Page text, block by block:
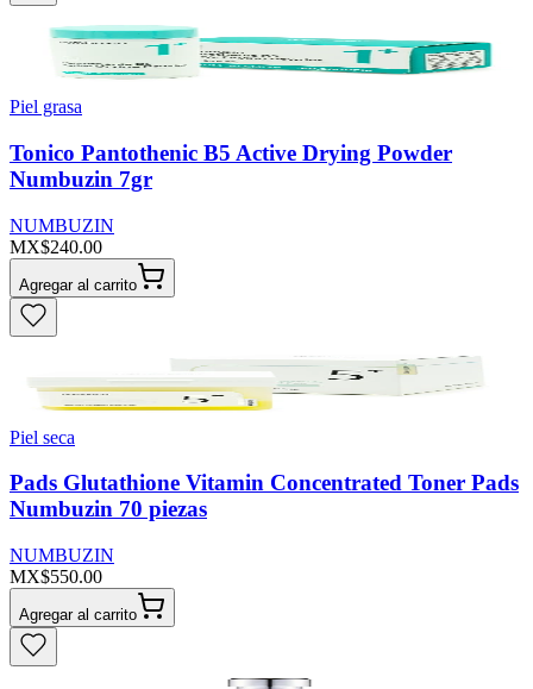
Piel grasa
Tonico Pantothenic B5 Active Drying Powder
Numbuzin 7gr
NUMBUZIN
MX$240.00
Agregar al carrito
Piel seca
Pads Glutathione Vitamin Concentrated Toner Pads
Numbuzin 70 piezas
NUMBUZIN
MX$550.00
Agregar al carrito